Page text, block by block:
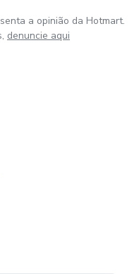
a opinião da Hotmart.
denuncie aqui